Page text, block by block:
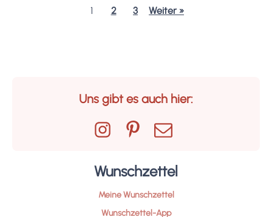
auf ein Gymnasium gehen soll. Ohne Druck
1 2 3 Weiter »
Uns gibt es auch hier:
Wunschzettel
Meine Wunschzettel
Wunschzettel-App